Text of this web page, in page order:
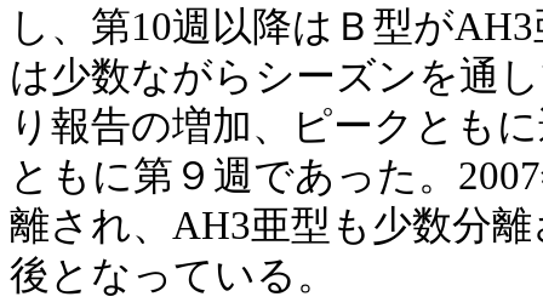
し、第10週以降はＢ型が
は少数ながらシーズンを通
り報告の増加、ピークとも
ともに第９週であった。
離され、AH3亜型も少数分
後となっている。